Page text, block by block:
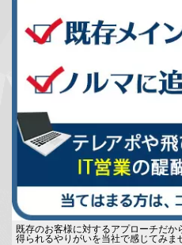
既存のお客様に対するアプローチだか
得られるやりがいを当社で感じてみま